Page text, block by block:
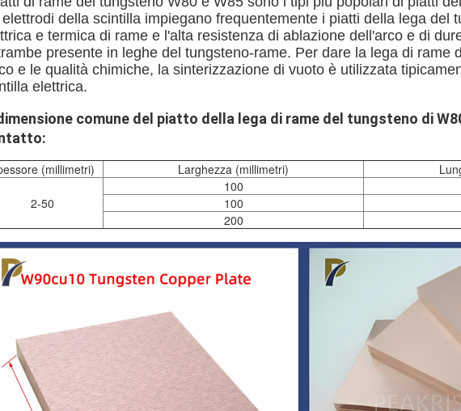
della scintilla impiegano frequentemente i piatti della lega del
e termica di rame e l'alta resistenza di ablazione dell'arco e di
presente in leghe del tungsteno-rame. Per dare la lega di rame
e le qualità chimiche, la sinterizzazione di vuoto è utilizzata
elettrica.
comune del piatto della lega di rame del tungsteno di
(millimetri) Larghezza (millimetri)
2-50
100
100
200